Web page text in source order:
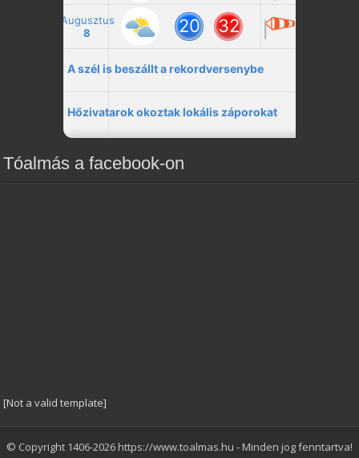
Tóalmás a facebook-on
[Not a valid template]
© Copyright 1406-2026 https://www.toalmas.hu - Minden jog fenntartva!